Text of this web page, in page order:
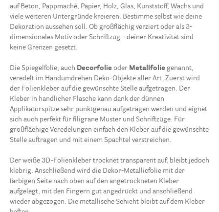
auf Beton, Pappmaché, Papier, Holz, Glas, Kunststoff, Wachs und
viele weiteren Untergründe kreieren. Bestimme selbst wie deine
Dekoration aussehen soll. Ob großflächig verziert oder als 3-
dimensionales Motiv oder Schriftzug – deiner Kreativität sind
keine Grenzen gesetzt.
Die Spiegelfolie, auch Decorfolie oder Metallfolie genannt,
veredelt im Handumdrehen Deko-Objekte aller Art. Zuerst wird
der Folienkleber auf die gewünschte Stelle aufgetragen. Der
Kleber in handlicher Flasche kann dank der dünnen
Applikatorspitze sehr punktgenau aufgetragen werden und eignet
sich auch perfekt für filigrane Muster und Schriftzüge. Für
großflächige Veredelungen einfach den Kleber auf die gewünschte
Stelle auftragen und mit einem Spachtel verstreichen.
Der weiße 3D-Folienkleber trocknet transparent auf, bleibt jedoch
klebrig. Anschließend wird die Dekor-Metallicfolie mit der
farbigen Seite nach oben auf den angetrockneten Kleber
aufgelegt, mit den Fingern gut angedrückt und anschließend
wieder abgezogen. Die metallische Schicht bleibt auf dem Kleber